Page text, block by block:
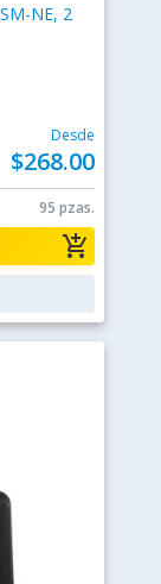
NE, 2
Desde
$268.00
95 pzas.
add_shopping_cart